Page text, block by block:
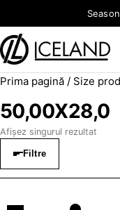
Prima pagină / Size
50,00X28,0
Afișez singurul rezultat
Filtre